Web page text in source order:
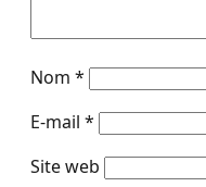
Nom *
E-mail *
Site web